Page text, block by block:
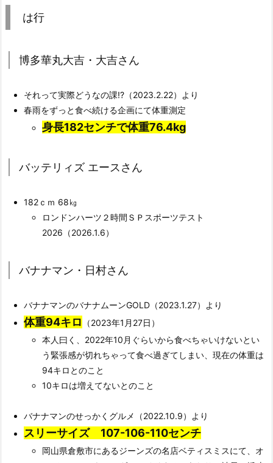
は行
博多華丸大吉・大吉さん
それって実際どうなの課!?（2023.2.22）より
春雨をずっと食べ続ける企画にて体重測定
身長182センチで体重76.4kg
バッテリィズ エースさん
182ｃｍ 68㎏
ロンドンハーツ２時間ＳＰスポーツテスト
2026（2026.1.6）
バナナマン・日村さん
バナナマンのバナナムーンGOLD（2023.1.27）より
体重94キロ
（2023年1月27日）
本人曰く、2022年10月ぐらいから食べちゃいけないとい
う緊張感が切れちゃって食べ過ぎてしまい、現在の体重は
94キロとのこと
10キロは増えてないとのこと
バナナマンのせっかくグルメ（2022.10.9）より
スリーサイズ 107-106-110センチ
岡山県倉敷市にあるジーンズの名店ベティスミスにて、オ